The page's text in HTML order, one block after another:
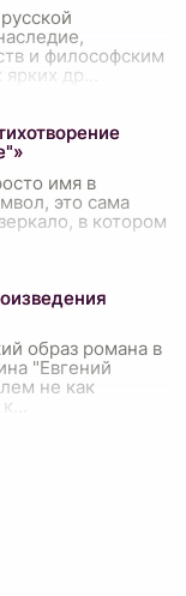
и философским
др
имя в
это сама
в котором
образ романа в
"Евгений
не как